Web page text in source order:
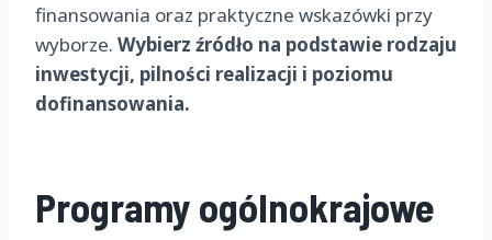
finansowania oraz praktyczne wskazówki przy
wyborze. Wybierz źródło na podstawie rodzaju
inwestycji, pilności realizacji i poziomu
dofinansowania.
Programy ogólnokrajowe